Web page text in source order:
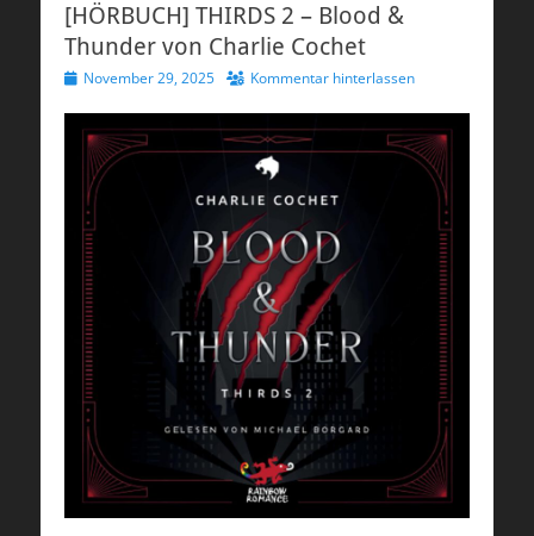
[HÖRBUCH] THIRDS 2 – Blood &
Thunder von Charlie Cochet
Veröffentlicht
November 29, 2025 Kommentar hinterlassen